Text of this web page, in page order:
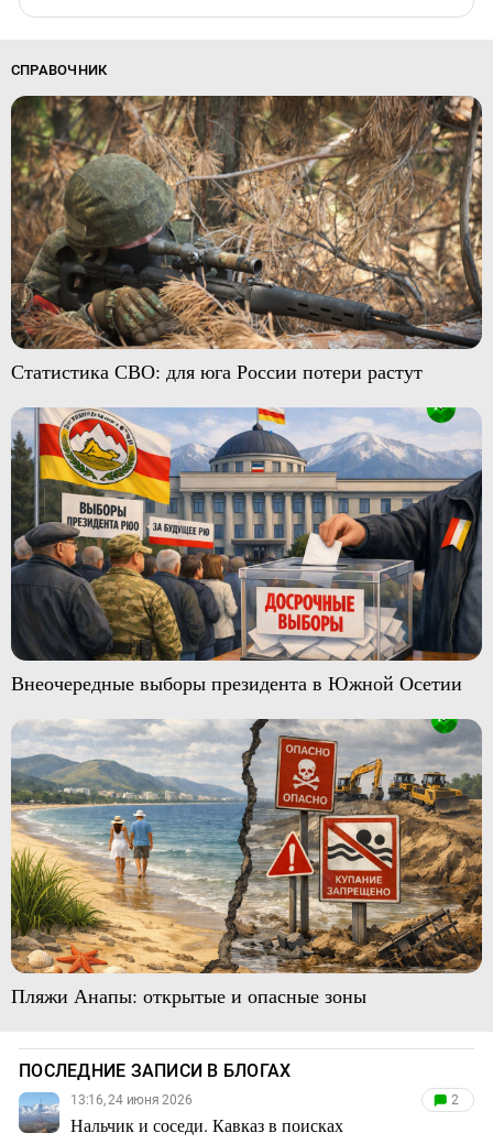
СПРАВОЧНИК
Статистика СВО: для юга России потери растут
Внеочередные выборы президента в Южной Осетии
Пляжи Анапы: открытые и опасные зоны
ПОСЛЕДНИЕ ЗАПИСИ В БЛОГАХ
13:16, 24 июня 2026
Нальчик и соседи. Кавказ в поисках
2